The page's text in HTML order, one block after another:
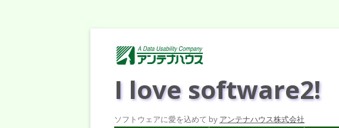
I love software2!
ソフトウェアに愛を込めて by アンテナハウス株式会社